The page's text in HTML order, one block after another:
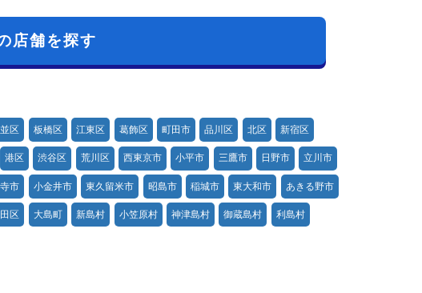
店舗を探す
区 板橋区 江東区 葛飾区 町田市 品川区 北区 新宿区
港区 渋谷区 荒川区 西東京市 小平市 三鷹市 日野市 立川市
市 小金井市 東久留米市 昭島市 稲城市 東大和市 あきる野市
区 大島町 新島村 小笠原村 神津島村 御蔵島村 利島村